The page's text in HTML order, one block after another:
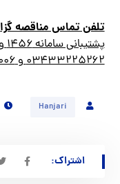
تلفن تماس مناقصه
۰۳۴۳۳۲۲۵۲۶۲ و ۰۳۴۳۳۳۲۶۰۰۶
Hanjari